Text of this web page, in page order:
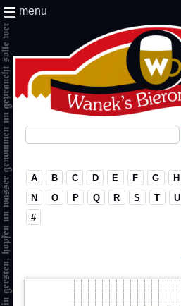
menu
A B C D E F G H
N
O P Q R S T U
#